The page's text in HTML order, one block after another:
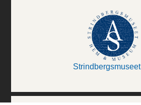
Strindbergsmuseet